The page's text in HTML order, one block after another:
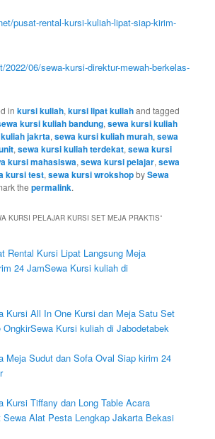
pusat-rental-kursi-kuliah-lipat-siap-kirim-
2022/06/sewa-kursi-direktur-mewah-berkelas-
inkursi kuliah,kursi lipat kuliahand tagged
kursi kuliah bandung,sewa kursi kuliah
jakrta,sewa kursi kuliah murah,sewa
,sewa kursi kuliah terdekat,sewa kursi
kursi mahasiswa,sewa kursi pelajar,sewa
kursi test,sewa kursi wrokshopbySewa
thepermalink.
KURSI PELAJAR KURSI SET MEJA PRAKTIS”
Rental Kursi Lipat Langsung Meja
24 JamSewa Kursi kuliah di
Kursi All In One Kursi dan Meja Satu Set
Kursi kuliah di Jabodetabek
Meja Sudut dan Sofa Oval Siap kirim 24
Kursi Tiffany dan Long Table Acara
Sewa Alat Pesta Lengkap Jakarta Bekasi